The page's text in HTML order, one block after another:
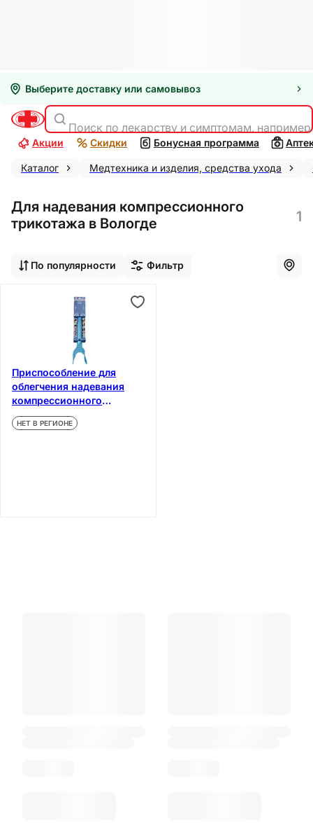
Выберите доставку или самовывоз
Поиск по лекарству и симптомам,
Акции Скидки Бонусная программа
Каталог Медтехника и изделия, средства ухода
Для надевания компрессионного
трикотажа в Вологде
1
По популярности Фильтр
Приспособление для
облегчения надевания
компрессионного
трикотажа
НЕТ В РЕГИОНЕ